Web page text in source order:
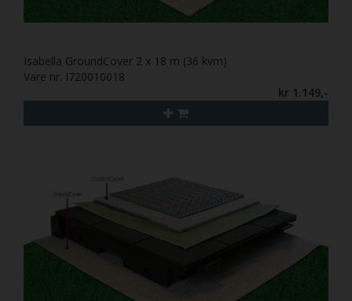
Isabella GroundCover 2 x 18 m (36 kvm)
Vare nr. I720010018
kr 1.149,-